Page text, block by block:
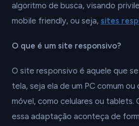
algoritmo de busca, visando
mobile friendly, ou seja, sites
O que é um site responsivo?
O site responsivo é aquele que
tela, seja ela de um PC comum
móvel, como celulares ou tablets.
essa adaptação aconteça de